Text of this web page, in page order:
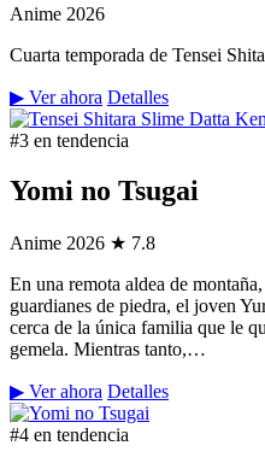
Anime 2026
Cuarta temporada de Tensei
▶ Ver ahora Detalles
#3 en tendencia
Yomi no Tsugai
Anime 2026 ★ 7.8
En una remota aldea de
guardianes de piedra, el joven
cerca de la única familia que le
gemela. Mientras tanto,…
▶ Ver ahora Detalles
#4 en tendencia